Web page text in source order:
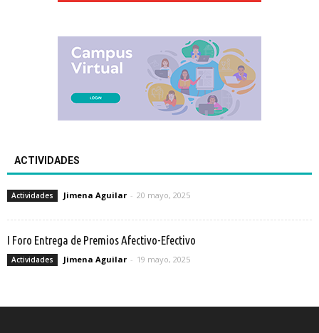
ACTIVIDADES
Actividades Jimena Aguilar - 20 mayo, 2025
I Foro Entrega de Premios Afectivo-Efectivo
Actividades Jimena Aguilar - 19 mayo, 2025